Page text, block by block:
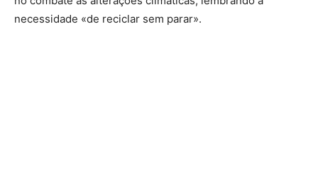
necessidade «de reciclar sem parar».